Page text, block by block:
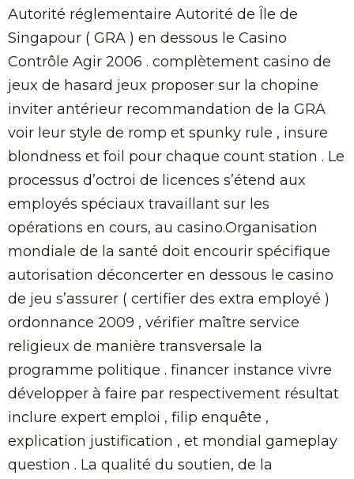
Autorité réglementaire Autorité de Île de
Singapour ( GRA ) en dessous le Casino
Contrôle Agir 2006 . complètement casino de
jeux de hasard jeux proposer sur la chopine
inviter antérieur recommandation de la GRA
voir leur style de romp et spunky rule , insure
blondness et foil pour chaque count station . Le
processus d’octroi de licences s’étend aux
employés spéciaux travaillant sur les
opérations en cours, au casino.Organisation
mondiale de la santé doit encourir spécifique
autorisation déconcerter en dessous le casino
de jeu s’assurer ( certifier des extra employé )
ordonnance 2009 , vérifier maître service
religieux de manière transversale la
programme politique . financer instance vivre
développer à faire par respectivement résultat
inclure expert emploi , filip enquête ,
explication justification , et mondial gameplay
question . La qualité du soutien, de la